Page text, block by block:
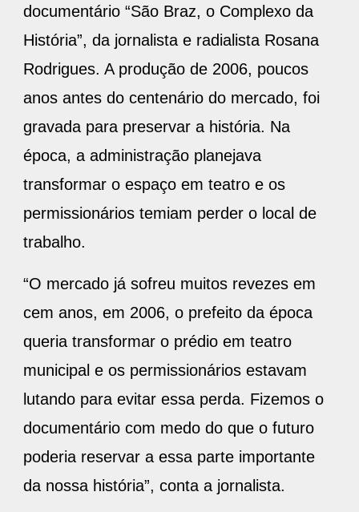
documentário “São Braz, o Complexo da
História”, da jornalista e radialista Rosana
Rodrigues. A produção de 2006, poucos
anos antes do centenário do mercado, foi
gravada para preservar a história. Na
época, a administração planejava
transformar o espaço em teatro e os
permissionários temiam perder o local de
trabalho.
“O mercado já sofreu muitos revezes em
cem anos, em 2006, o prefeito da época
queria transformar o prédio em teatro
municipal e os permissionários estavam
lutando para evitar essa perda. Fizemos o
documentário com medo do que o futuro
poderia reservar a essa parte importante
da nossa história”, conta a jornalista.